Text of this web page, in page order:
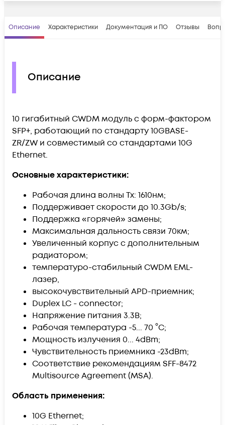
Описание Характеристики Документация и ПО Отзывы
Описание
10 гигабитный CWDM модуль с форм-фактором
SFP+, работающий по стандарту 10GBASE-
ZR/ZW и совместимый со стандартами 10G
Ethernet.
Основные характеристики:
Рабочая длина волны Tx: 1610нм;
Поддерживает скорости до 10.3Gb/s;
Поддержка «горячей» замены;
Максимальная дальность связи 70км;
Увеличенный корпус с дополнительным
радиатором;
температуро-стабильный CWDM EML-
лазер,
высокочувствительный APD-приемник;
Duplex LC - connector;
Напряжение питания 3.3В;
Рабочая температура -5... 70 °C;
Мощность излучения 0... 4dBm;
Чувствительность приемника -23dBm;
Соответствие рекомендациям SFF-8472
Multisource Agreement (MSA).
Область применения:
10G Ethernet;